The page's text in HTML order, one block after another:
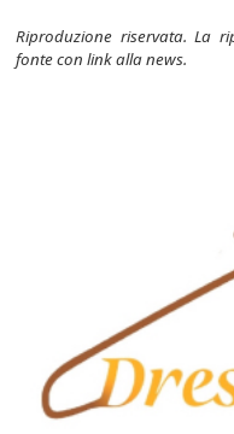
Riproduzione riservata. La
fonte con link alla news.